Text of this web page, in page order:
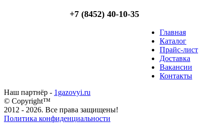
+7 (8452) 40-10-35
Главная
Каталог
Прайс-лист
Доставка
Вакансии
Контакты
Наш партнёр - 1gazovyi.ru
© Copyright™
2012 - 2026. Все права защищены!
Политика конфиденциальности